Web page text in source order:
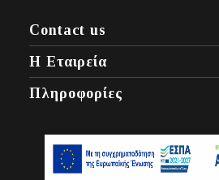
Contact us
Η Εταιρεία
Πληροφορίες